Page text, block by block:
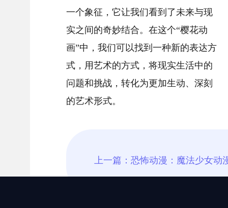
一个象征，它让我们看到了未来与现
实之间的奇妙结合。在这个“樱花动
画”中，我们可以找到一种新的表达方
式，用艺术的方式，将现实生活中的
问题和挑战，转化为更加生动、深刻
的艺术形式。